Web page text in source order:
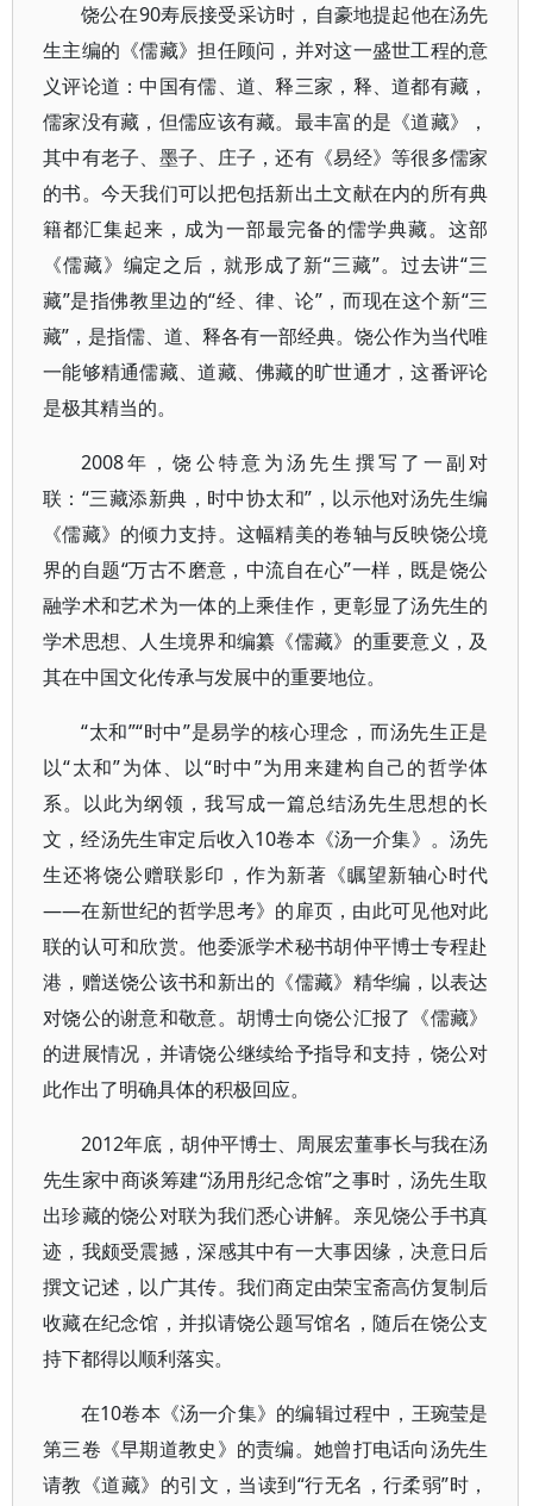
饶公在90寿辰接受采访时，自豪地提起他在汤先
生主编的《儒藏》担任顾问，并对这一盛世工程的意
义评论道：中国有儒、道、释三家，释、道都有藏，
儒家没有藏，但儒应该有藏。最丰富的是《道藏》，
其中有老子、墨子、庄子，还有《易经》等很多儒家
的书。今天我们可以把包括新出土文献在内的所有典
籍都汇集起来，成为一部最完备的儒学典藏。这部
《儒藏》编定之后，就形成了新“三藏”。过去讲“三
藏”是指佛教里边的“经、律、论”，而现在这个新“三
藏”，是指儒、道、释各有一部经典。饶公作为当代唯
一能够精通儒藏、道藏、佛藏的旷世通才，这番评论
是极其精当的。
2008年，饶公特意为汤先生撰写了一副对
联：“三藏添新典，时中协太和”，以示他对汤先生编
《儒藏》的倾力支持。这幅精美的卷轴与反映饶公境
界的自题“万古不磨意，中流自在心”一样，既是饶公
融学术和艺术为一体的上乘佳作，更彰显了汤先生的
学术思想、人生境界和编纂《儒藏》的重要意义，及
其在中国文化传承与发展中的重要地位。
“太和”“时中”是易学的核心理念，而汤先生正是
以“太和”为体、以“时中”为用来建构自己的哲学体
系。以此为纲领，我写成一篇总结汤先生思想的长
文，经汤先生审定后收入10卷本《汤一介集》。汤先
生还将饶公赠联影印，作为新著《瞩望新轴心时代
——在新世纪的哲学思考》的扉页，由此可见他对此
联的认可和欣赏。他委派学术秘书胡仲平博士专程赴
港，赠送饶公该书和新出的《儒藏》精华编，以表达
对饶公的谢意和敬意。胡博士向饶公汇报了《儒藏》
的进展情况，并请饶公继续给予指导和支持，饶公对
此作出了明确具体的积极回应。
2012年底，胡仲平博士、周展宏董事长与我在汤
先生家中商谈筹建“汤用彤纪念馆”之事时，汤先生取
出珍藏的饶公对联为我们悉心讲解。亲见饶公手书真
迹，我颇受震撼，深感其中有一大事因缘，决意日后
撰文记述，以广其传。我们商定由荣宝斋高仿复制后
收藏在纪念馆，并拟请饶公题写馆名，随后在饶公支
持下都得以顺利落实。
在10卷本《汤一介集》的编辑过程中，王琬莹是
第三卷《早期道教史》的责编。她曾打电话向汤先生
请教《道藏》的引文，当读到“行无名，行柔弱”时，